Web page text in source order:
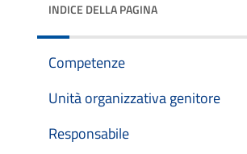
INDICE DELLA PAGINA
Competenze
Unità organizzativa genitore
Responsabile